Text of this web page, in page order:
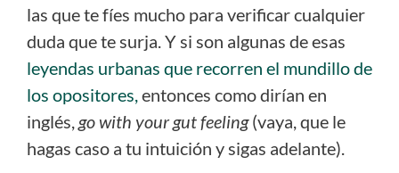
las que te fíes mucho para verificar cualquier
duda que te surja. Y si son algunas de esas
leyendas urbanas que recorren el mundillo de
los opositores, entonces como dirían en
inglés, go with your gut feeling(vaya, que le
hagas caso a tu intuición y sigas adelante).